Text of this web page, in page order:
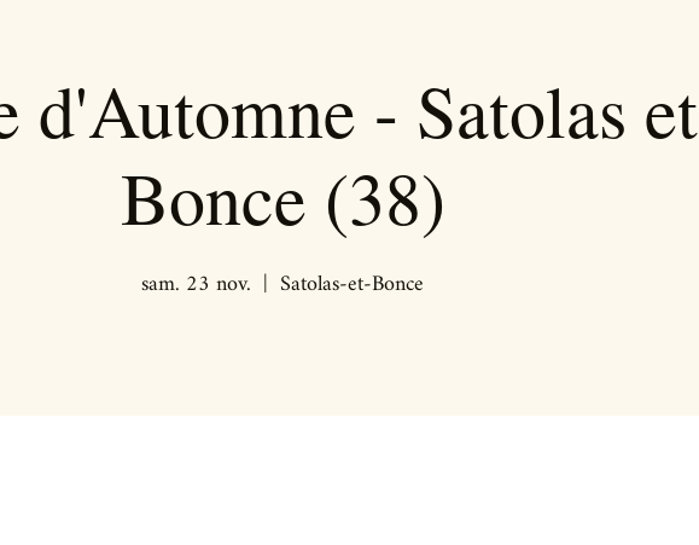
d'Automne - Satolas et
Bonce (38)
sam. 23 nov.
  |
Satolas-et-Bonce